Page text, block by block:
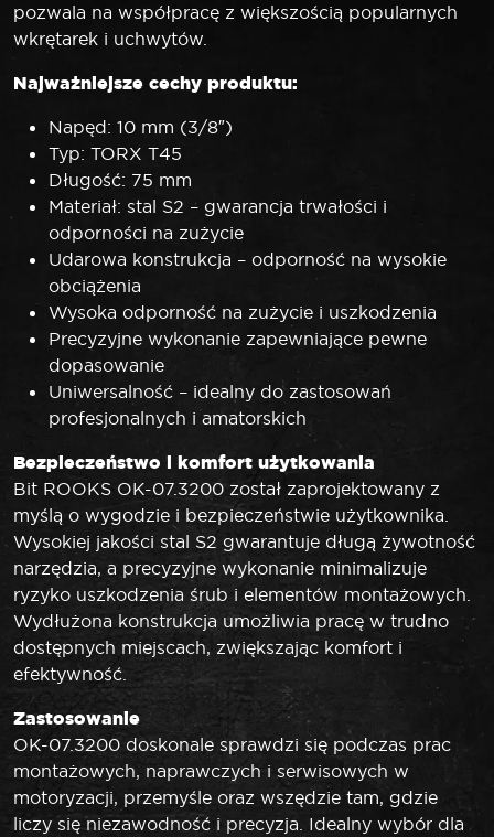
pozwala na współpracę z większością popularnych
wkrętarek i uchwytów.
Najważniejsze cechy produktu:
Napęd: 10 mm (3/8″)
Typ: TORX T45
Długość: 75 mm
Materiał: stal S2 – gwarancja trwałości i
odporności na zużycie
Udarowa konstrukcja – odporność na wysokie
obciążenia
Wysoka odporność na zużycie i uszkodzenia
Precyzyjne wykonanie zapewniające pewne
dopasowanie
Uniwersalność – idealny do zastosowań
profesjonalnych i amatorskich
Bezpieczeństwo i komfort użytkowania
Bit ROOKS OK-07.3200 został zaprojektowany z
myślą o wygodzie i bezpieczeństwie użytkownika.
Wysokiej jakości stal S2 gwarantuje długą żywotność
narzędzia, a precyzyjne wykonanie minimalizuje
ryzyko uszkodzenia śrub i elementów montażowych.
Wydłużona konstrukcja umożliwia pracę w trudno
dostępnych miejscach, zwiększając komfort i
efektywność.
Zastosowanie
OK-07.3200 doskonale sprawdzi się podczas prac
montażowych, naprawczych i serwisowych w
motoryzacji, przemyśle oraz wszędzie tam, gdzie
liczy się niezawodność i precyzja. Idealny wybór dla